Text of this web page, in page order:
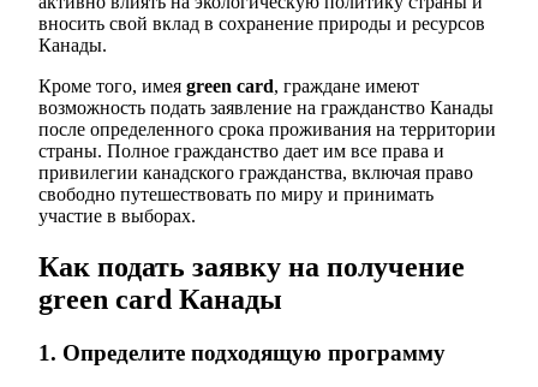
вносить свой вклад в сохранение природы и ресурсов
Канады.
Кроме того, имея green card, граждане имеют
возможность подать заявление на гражданство Канады
после определенного срока проживания на территории
страны. Полное гражданство дает им все права и
привилегии канадского гражданства, включая право
свободно путешествовать по миру и принимать
участие в выборах.
Как подать заявку на получение
green card Канады
1. Определите подходящую программу